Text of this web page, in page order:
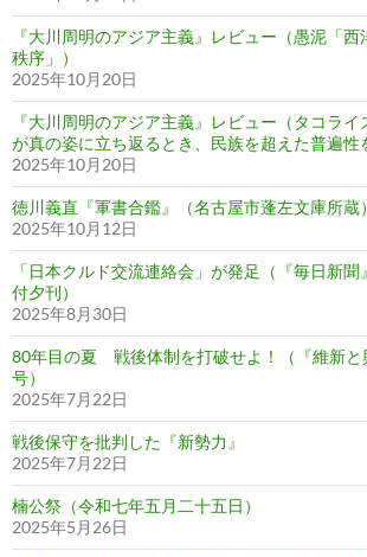
『大川周明のアジア主義』レビュー（愚泥「
秩序」）
2025年10月20日
『大川周明のアジア主義』レビュー（タコラ
が真の姿に立ち返るとき、民族を超えた普遍性
2025年10月20日
徳川義直『軍書合鑑』（名古屋市蓬左文庫所蔵）
2025年10月12日
「日本クルド交流連絡会」が発足（『毎日新
付夕刊）
2025年8月30日
80年目の夏 戦後体制を打破せよ！（『維新と
号）
2025年7月22日
戦後保守を批判した『新勢力』
2025年7月22日
楠公祭（令和七年五月二十五日）
2025年5月26日